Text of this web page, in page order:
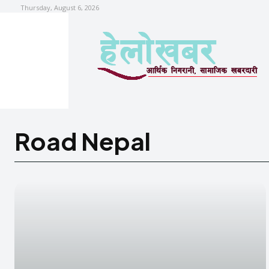
Thursday, August 6, 2026
Road Nepal